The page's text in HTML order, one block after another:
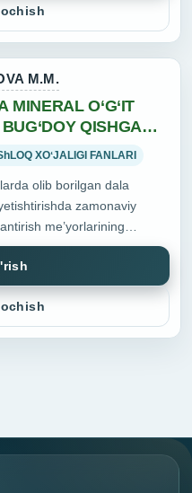
M.M.
MINERAL O‘G‘IT
QISHGA
XOʻJALIGI FANLARI
olib borilgan dala
zamonaviy
me’yorlarining
hosildorligiga ta’siri